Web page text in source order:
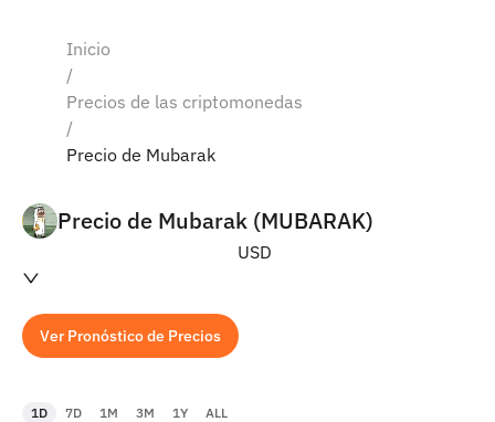
Inicio
/
Precios de las criptomonedas
/
Precio de Mubarak
Precio de Mubarak (MUBARAK)
USD
Ver Pronóstico de Precios
1D 7D 1M 3M 1Y ALL